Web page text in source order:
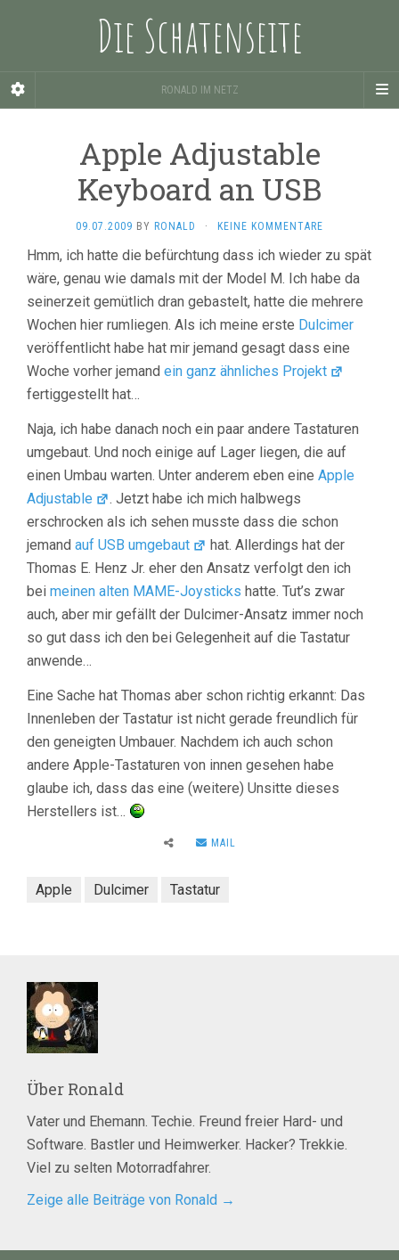
Die Schatenseite
RONALD IM NETZ
Apple Adjustable
Keyboard an USB
09.07.2009 BY RONALD · KEINE KOMMENTARE
Hmm, ich hatte die befürchtung dass ich wieder zu spät
wäre, genau wie damals mit der Model M. Ich habe da
seinerzeit gemütlich dran gebastelt, hatte die mehrere
Wochen hier rumliegen. Als ich meine erste Dulcimer
veröffentlicht habe hat mir jemand gesagt dass eine
Woche vorher jemand ein ganz ähnliches Projekt
fertiggestellt hat…
Naja, ich habe danach noch ein paar andere Tastaturen
umgebaut. Und noch einige auf Lager liegen, die auf
einen Umbau warten. Unter anderem eben eine Apple
Adjustable
. Jetzt habe ich mich halbwegs
erschrocken als ich sehen musste dass die schon
jemand auf USB umgebaut
hat. Allerdings hat der
Thomas E. Henz Jr. eher den Ansatz verfolgt den ich
bei meinen alten MAME-Joysticks hatte. Tut’s zwar
auch, aber mir gefällt der Dulcimer-Ansatz immer noch
so gut dass ich den bei Gelegenheit auf die Tastatur
anwende…
Eine Sache hat Thomas aber schon richtig erkannt: Das
Innenleben der Tastatur ist nicht gerade freundlich für
den geneigten Umbauer. Nachdem ich auch schon
andere Apple-Tastaturen von innen gesehen habe
glaube ich, dass das eine (weitere) Unsitte dieses
Herstellers ist…
MAIL
Apple Dulcimer Tastatur
Über Ronald
Vater und Ehemann. Techie. Freund freier Hard- und
Software. Bastler und Heimwerker. Hacker? Trekkie.
Viel zu selten Motorradfahrer.
Zeige alle Beiträge von Ronald →